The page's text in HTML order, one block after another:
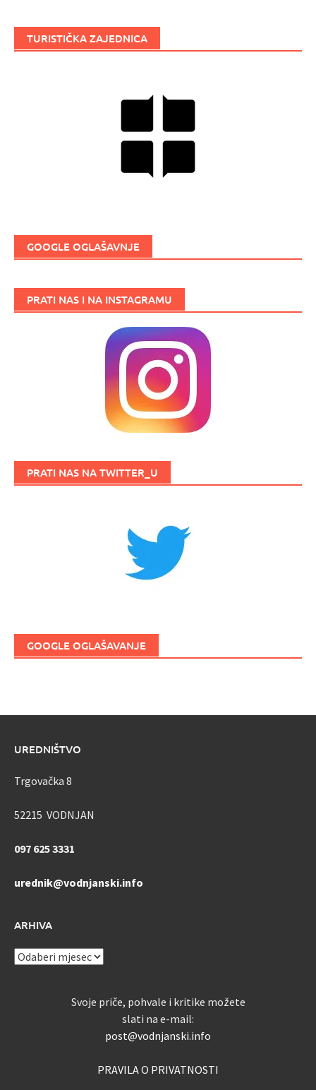
TURISTIČKA ZAJEDNICA
GOOGLE OGLAŠAVNJE
PRATI NAS I NA INSTAGRAMU
PRATI NAS NA TWITTER_U
GOOGLE OGLAŠAVANJE
UREDNIŠTVO
Trgovačka 8
52215 VODNJAN
097 625 3331
urednik@vodnjanski.info
ARHIVA
ARHIVA
Svoje priče, pohvale i kritike možete
slati na e-mail:
post@vodnjanski.info
PRAVILA O PRIVATNOSTI